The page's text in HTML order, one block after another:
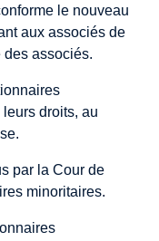
le nouveau
aux associés de
des associés.
droits, au
par la Cour de
minoritaires.